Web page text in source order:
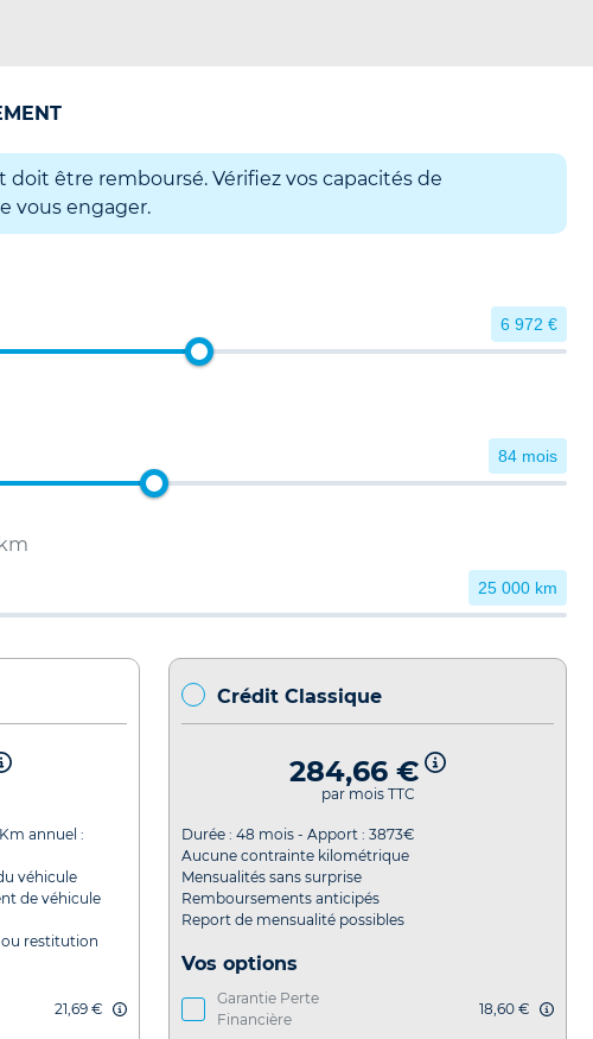
être remboursé. Vérifiez vos capacités de
vous engager.
6 972 €
84 mois
km
25 000 km
annuel :
véhicule
de véhicule
restitution
21,69 €
Crédit Classique
284,66 €
par mois TTC
Durée :48 mois - Apport :3873€
Aucune contrainte kilométrique
Mensualités sans surprise
Remboursements anticipés
Report de mensualité possibles
Vos options
Garantie Perte
Financière
18,60 €